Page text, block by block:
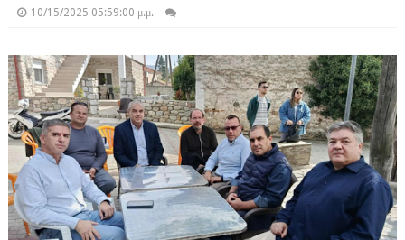
10/15/2025 05:59:00 μ.μ.